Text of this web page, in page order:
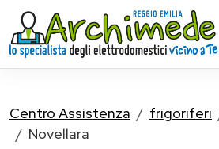
Centro Assistenza frigoriferi
Novellara